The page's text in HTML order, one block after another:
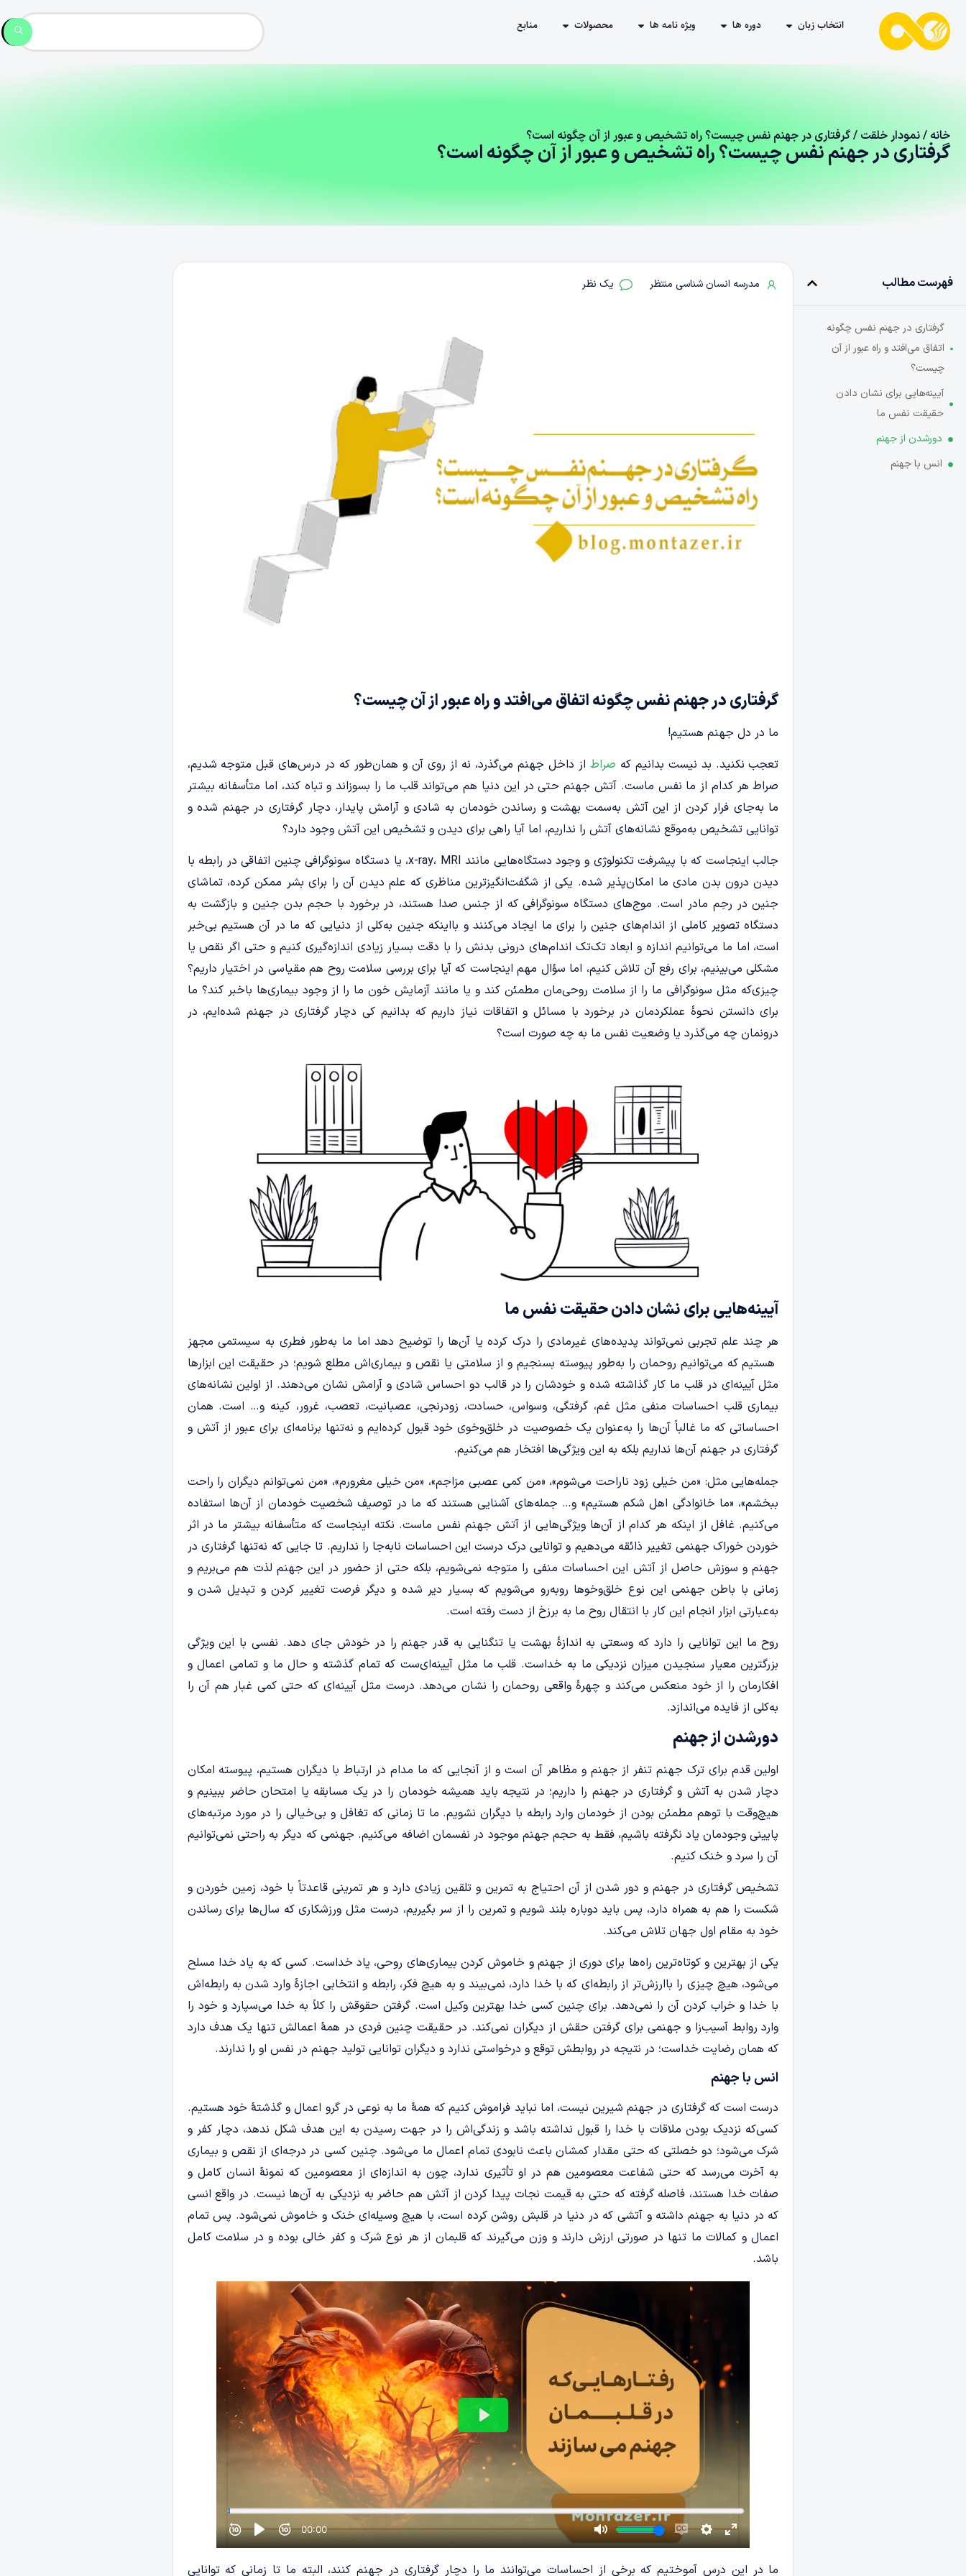
انتخاب زبان دوره ها ویژه نامه ها محصولات منابع
خانه /نمودار خلقت / گرفتاری در جهنم نفس چیست؟ راه تشخیص و عبور از آن چگونه است؟
گرفتاری در جهنم نفس چیست؟ راه تشخیص و عبور از آن چگونه است؟
فهرست مطالب
گرفتاری در جهنم نفس چگونه
اتفاق می‌افتد و راه عبور از آن
چیست؟
آیینه‌هایی برای نشان دادن
حقیقت نفس ما
دورشدن از جهنم
انس با جهنم
مدرسه انسان شناسی منتظر یک نظر
گرفتاری در جهنم نفس چگونه اتفاق می‌افتد و راه عبور از آن چیست؟
ما در دل جهنم هستیم!
تعجب نکنید. بد نیست بدانیم که صراط از داخل جهنم می‌­گذرد، نه از روی آن و همان­‌طور که در درس‌های قبل متوجه شدیم،
صراط هر کدام از ما نفس ماست. آتش جهنم حتی در این دنیا هم می‌تواند قلب ما را بسوزاند و تباه کند، اما متأسفانه بیشتر
ما به‌جای فرار کردن از این آتش به‌سمت بهشت و رساندن خودمان به شادی و آرامش پایدار، دچار گرفتاری در جهنم شده و
توانایی تشخیص به‌موقع نشانه‌­های آتش را نداریم، اما آیا راهی برای دیدن و تشخیص این آتش وجود دارد؟
جالب اینجاست که با پیشرفت تکنولوژی و وجود دستگاه‌هایی مانند x-ray، MRI، یا دستگاه سونوگرافی چنین اتفاقی در رابطه با
دیدن درون بدن مادی ما امکان‌پذیر شده. یکی از شگفت‌­انگیزترین مناظری که علم دیدن آن را برای بشر ممکن کرده، تماشای
جنین در رحِم مادر است. موج‌های دستگاه سونوگرافی که از جنس صدا هستند، در برخورد با حجم بدن جنین و بازگشت به
دستگاه تصویر کاملی از اندام‌­های جنین را برای ما ایجاد می‌کنند و بااینکه جنین به‌کلی از دنیایی که ما در آن هستیم بی‌خبر
است، اما ما می‌­توانیم اندازه و ابعاد تک‌تک اندام‌­های درونی بدنش را با دقت بسیار زیادی اندازه‌گیری کنیم و حتی اگر نقص یا
مشکلی می‌بینیم، برای رفع آن تلاش کنیم، اما سؤال مهم اینجاست که آیا برای بررسی سلامت روح هم مقیاسی در اختیار داریم؟
چیزی‌که مثل سونوگرافی ما را از سلامت روحی‌­مان مطمئن کند و یا مانند آزمایش خون ما را از وجود بیماری­‌ها باخبر کند؟ ما
برای دانستن نحوۀ عملکردمان در برخورد با مسائل و اتفاقات نیاز داریم که بدانیم کی دچار گرفتاری در جهنم شده‌ایم، در
درونمان چه می‌گذرد یا وضعیت نفس ما به چه صورت است؟
آیینه‌هایی برای نشان دادن حقیقت نفس ما
هر چند علم تجربی نمی‌تواند پدیده‌های غیرمادی را درک کرده یا آن‌ها را توضیح دهد اما ما به‌طور فطری به سیستمی مجهز
هستیم که می‌­توانیم روحمان را به‌طور پیوسته بسنجیم و از سلامتی یا نقص و بیماری‌اش مطلع شویم؛ در حقیقت این ابزارها
مثل آیینه‌­ای در قلب ما کار گذاشته شده و خودشان را در قالب دو احساس شادی و آرامش نشان می‌دهند. از اولین نشانه­‌های
بیماری قلب احساسات منفی مثل غم، گرفتگی، وسواس، حسادت، زودرنجی، عصبانیت، تعصب، غرور، کینه و… است. همان
احساساتی که ما غالباً آن‌ها را به‌عنوان یک خصوصیت در خلق‌­و­خوی‌ خود قبول کرده‌­ایم و نه‌تنها برنامه‌­ای برای عبور از آتش‌‌ و
گرفتاری در جهنم آن‌ها نداریم بلکه به این ویژگی‌ها افتخار هم می‌­کنیم.
جمله‌هایی مثل: «من خیلی زود ناراحت می­‌شوم»، «من کمی عصبی مزاجم»، «من خیلی مغرورم»، «من نمی‌توانم دیگران را راحت
ببخشم»، «ما خانوادگی اهل شکم هستیم» و… جمله‌های آشنایی هستند که ما در توصیف شخصیت خودمان از آن‌ها استفاده
می‌­کنیم. غافل از اینکه هر کدام از آن‌ها ویژگی‌­هایی از آتش جهنم نفس ماست. نکته اینجاست که متأسفانه بیشتر ما در اثر
خوردن خوراک جهنمی تغییر ذائقه می‌­دهیم و توانایی درک درست این احساسات نابه‌جا را نداریم. تا جایی که نه‌تنها گرفتاری در
جهنم و سوزش حاصل از آتش این احساسات منفی را متوجه نمی‌­شویم، بلکه حتی از حضور در این جهنم لذت هم می­‌بریم و
زمانی با باطن جهنمی این­ نوع خلق­‌وخوها روبه‌­رو می‌­شویم که بسیار دیر شده­ و دیگر فرصت تغییر کردن و تبدیل شدن و
به‌عبارتی ابزار انجام این کار با انتقال روح ما به برزخ از دست رفته است.
روح ما این توانایی را دارد که وسعتی به اندازۀ بهشت یا تنگنایی به قدر جهنم را در خودش جای دهد. نفسی با این ویژگی
بزرگترین معیار سنجیدن میزان نزدیکی ما به خداست. قلب ما مثل آیینه‌­ای‌ست که تمام گذشته و حال ما و تمامی اعمال و
افکارمان را از خود منعکس می‌­کند و چهرۀ واقعی روحمان را نشان می‌­دهد. درست مثل آیینه‌­ای که حتی کمی غبار هم آن را
به‌کلی از فایده می­‌اندازد.
دورشدن از جهنم
اولین قدم برای ترک جهنم تنفر از جهنم و مظاهر آن است و از آنجایی‌ که ما مدام در ارتباط با دیگران هستیم، پیوسته امکان
دچار شدن به آتش و گرفتاری در جهنم را داریم؛ در نتیجه باید همیشه خودمان را در یک مسابقه یا امتحان حاضر ببینیم و
هیچ‌­وقت با توهم مطمئن بودن از خودمان وارد رابطه با دیگران نشویم. ما تا زمانی که تغافل و بی­‌خیالی را در مورد مرتبه‌های
پایینی وجودمان یاد نگرفته باشیم، فقط به حجم جهنم موجود در نفسمان اضافه می­‌کنیم. جهنمی که دیگر به راحتی نمی­‌توانیم
آن را سرد و خنک کنیم.
تشخیص گرفتاری در جهنم و دور شدن از آن احتیاج به تمرین و تلقین زیادی دارد و هر تمرینی قاعدتاً با خود، زمین خوردن و
شکست را هم به ‌همراه دارد، پس باید دوباره بلند شویم و تمرین را از سر بگیریم، درست مثل ورزشکاری که سال‌ها برای رساندن
خود به مقام اول جهان تلاش می­‌کند.
یکی از بهترین و کوتاه‌­ترین راه‌­ها برای دوری از جهنم و خاموش کردن بیماری‌های روحی، یاد خداست. کسی‌ که به یاد خدا مسلح
می‌شود، هیچ ­چیزی را باارزش‌­تر از رابطه‌ای که با خدا دارد، نمی­‌بیند و به هیچ­ فکر، رابطه و انتخابی اجازۀ وارد شدن به رابطه‌اش
با خدا و خراب کردن آن را نمی‌­دهد. برای چنین کسی خدا بهترین وکیل است. گرفتن حقوقش را کلاً به خدا می‌سپارد و خود را
وارد روابط آسیب­‌زا و جهنمی برای گرفتن حقش از دیگران نمی­‌کند. در حقیقت چنین فردی در همۀ اعمالش تنها یک هدف دارد
که همان رضایت خداست؛ در نتیجه در روابطش توقع و درخواستی ندارد و دیگران توانایی تولید جهنم در نفس او را ندارند.
انس با جهنم
درست است که گرفتاری در جهنم شیرین نیست، اما نباید فراموش کنیم که همۀ ما به نوعی در گرو اعمال و گذشتۀ خود هستیم.
کسی‌که نزدیک بودن ملاقات با خدا را قبول نداشته باشد و زندگی‌اش را در جهت رسیدن به این هدف شکل ندهد، دچار کفر و
شرک می‌شود؛ دو خصلتی که حتی مقدار کمشان باعث نابودی تمام اعمال ما می­‌شود. چنین کسی در درجه‌­ای از نقص و بیماری
به آخرت می‌­رسد که حتی شفاعت معصومین هم در او تأثیری ندارد، چون به اندازه‌ای از معصومین که نمونۀ انسان کامل و
صفات خدا هستند، فاصله گرفته که حتی به قیمت نجات پیدا کردن از آتش هم حاضر به نزدیکی به آن‌ها نیست. در واقع انسی
که در دنیا به جهنم داشته و آتشی که در دنیا در قلبش روشن کرده است، با هیچ وسیله‌ای خنک و خاموش نمی‌­شود. پس تمام
اعمال و کمالات ما تنها در صورتی ارزش دارند و وزن می­‌گیرند که قلبمان از هر نوع شرک و کفر خالی بوده و در سلامت کامل
باشد.
ما در این درس آموختیم که برخی از احساسات می‌توانند ما را دچار گرفتاری در جهنم کنند، البته ما تا زمانی که توانایی